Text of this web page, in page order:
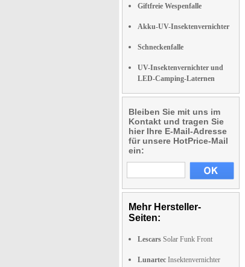
Giftfreie Wespenfalle
Akku-UV-Insektenvernichter
Schneckenfalle
UV-Insektenvernichter und
LED-Camping-Laternen
Bleiben Sie mit uns im
Kontakt und tragen Sie
hier Ihre E-Mail-Adresse
für unsere HotPrice-Mail
ein:
Mehr Hersteller-
Seiten:
Lescars Solar Funk Front
Lunartec Insektenvernichter